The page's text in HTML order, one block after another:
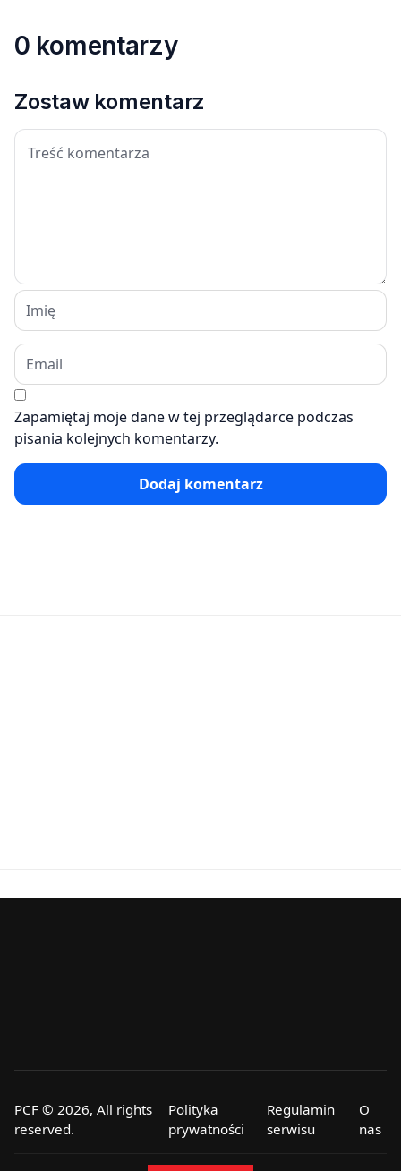
0 komentarzy
Zostaw komentarz
Zapamiętaj moje dane w tej przeglądarce podczas
pisania kolejnych komentarzy.
Dodaj komentarz
PCF © 2026, All rights
reserved.
Polityka
prywatności
Regulamin
serwisu
O
nas